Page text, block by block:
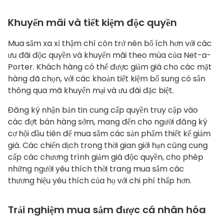
Khuyến mãi và tiết kiệm độc quyền
Mua sắm xa xỉ thậm chí còn trở nên bổ ích hơn với các
ưu đãi độc quyền và khuyến mãi theo mùa của Net-a-
Porter. Khách hàng có thể được giảm giá cho các mặt
hàng đã chọn, với các khoản tiết kiệm bổ sung có sẵn
thông qua mã khuyến mại và ưu đãi đặc biệt.
Đăng ký nhận bản tin cung cấp quyền truy cập vào
các đợt bán hàng sớm, mang đến cho người đăng ký
cơ hội đầu tiên để mua sắm các sản phẩm thiết kế giảm
giá. Các chiến dịch trong thời gian giới hạn cũng cung
cấp các chương trình giảm giá độc quyền, cho phép
những người yêu thích thời trang mua sắm các
thương hiệu yêu thích của họ với chi phí thấp hơn.
Trải nghiệm mua sắm được cá nhân hóa